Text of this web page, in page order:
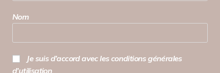
Nom
Je suis d’accord avec les conditions générales
d’utilisation